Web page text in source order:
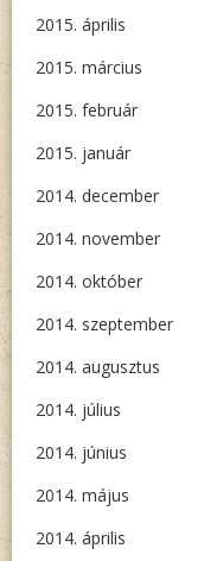
2015. április
2015. március
2015. február
2015. január
2014. december
2014. november
2014. október
2014. szeptember
2014. augusztus
2014. július
2014. június
2014. május
2014. április